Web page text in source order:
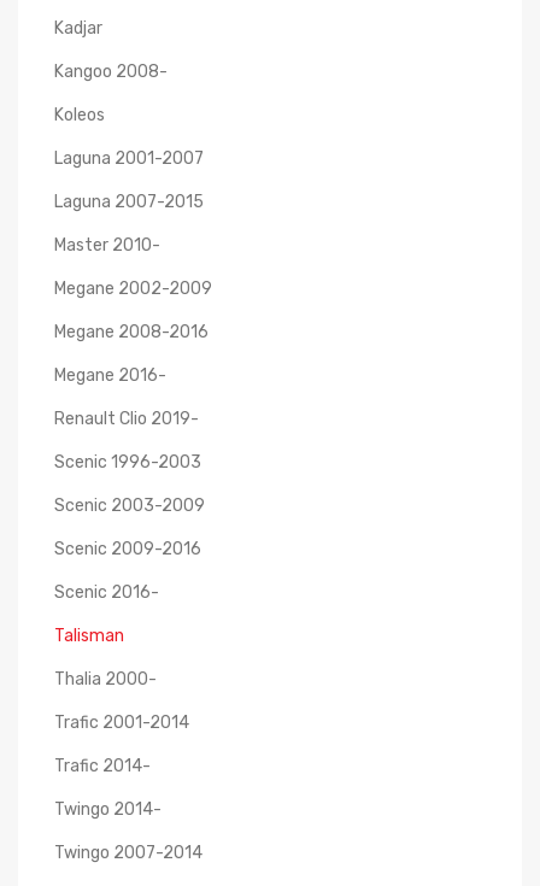
Kadjar
Kangoo 2008-
Koleos
Laguna 2001-2007
Laguna 2007-2015
Master 2010-
Megane 2002-2009
Megane 2008-2016
Megane 2016-
Renault Clio 2019-
Scenic 1996-2003
Scenic 2003-2009
Scenic 2009-2016
Scenic 2016-
Talisman
Thalia 2000-
Trafic 2001-2014
Trafic 2014-
Twingo 2014-
Twingo 2007-2014